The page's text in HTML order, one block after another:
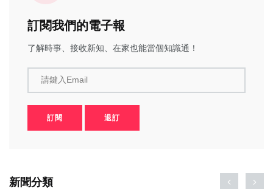
訂閱我們的電子報
了解時事、接收新知、在家也能當個知識通！
請鍵入Email
訂閱 退訂
新聞分類